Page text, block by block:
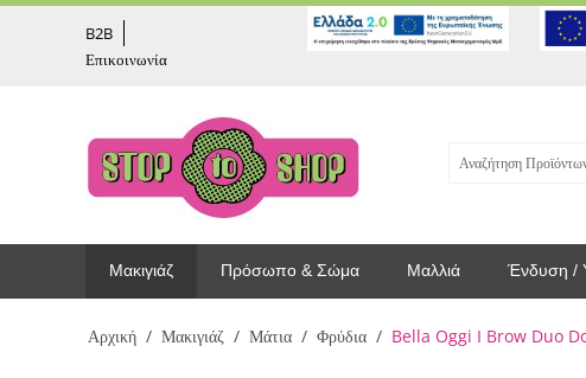
B2B
Επικοινωνία
Μακιγιάζ Πρόσωπο & Σώμα Μαλλιά Ένδυση /
Αρχική / Μακιγιάζ / Μάτια / Φρύδια / Bella Oggi I Brow Duo